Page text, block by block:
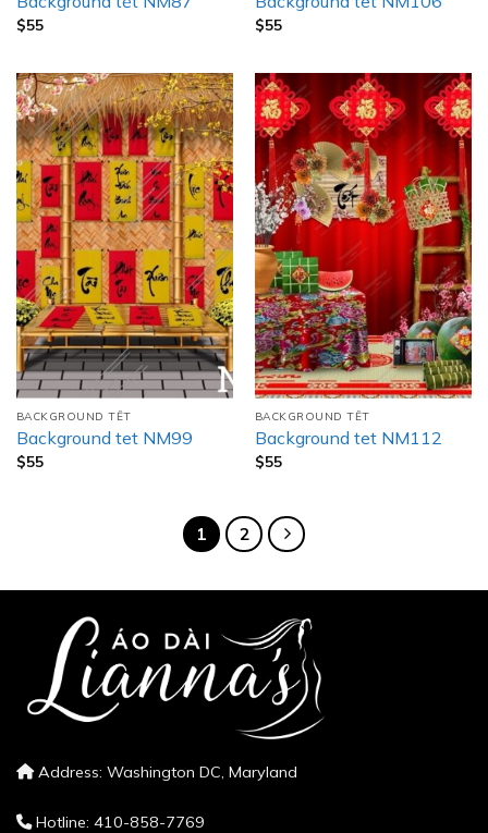
$55 $55
BACKGROUND TẾT
Background tet NM99
$55
BACKGROUND TẾT
Background tet NM112
$55
1 2
Address: Washington DC, Maryland
Hotline: 410-858-7769